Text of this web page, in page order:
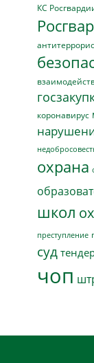
КС
коронавирус
охрана
школ
преступление
суд
чоп